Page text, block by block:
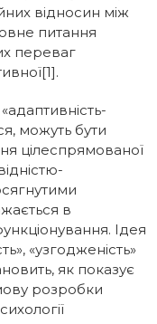
відносин між
питання
переваг
можуть бути
цілеспрямованої
в
Ідея
«узгодженість»
як показує
розробки